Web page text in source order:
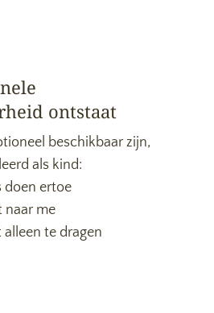
ontstaat
beschikbaar zijn,
als kind:
doen ertoe
naar me
alleen te dragen